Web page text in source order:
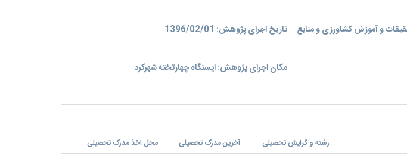
و آموزش کشاورزی و منابع
تاریخ اجرای پژوهش: 1396/02/01
مکان اجرای پژوهش: ایستگاه چهارتخته شهرکرد
رشته و گرایش تحصیلی آخرین مدرک تحصیلی محل اخذ مدرک تحصیلی